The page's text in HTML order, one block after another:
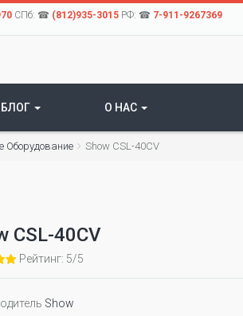
СПб: ☎ (812)935-3015РФ: ☎ 7-911-9267369
БЛОГ О НАС
Оборудование Show CSL-40CV
CSL-40CV
Рейтинг: 5/5
Show